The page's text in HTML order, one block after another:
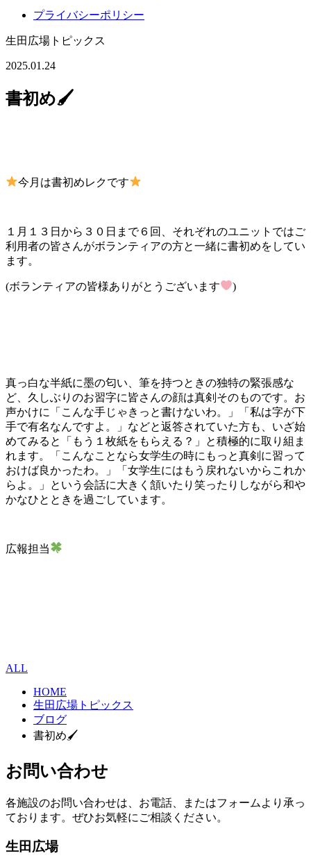
プライバシーポリシー
生田広場トピックス
2025.01.24
書初め🖌
今月は書初めレクです
１月１３日から３０日まで６回、それぞれのユニットではご
利用者の皆さんがボランティアの方と一緒に書初めをしてい
ます。
(ボランティアの皆様ありがとうございます )
真っ白な半紙に墨の匂い、筆を持つときの独特の緊張感な
ど、久しぶりのお習字に皆さんの顔は真剣そのものです。お
声かけに「こんな手じゃきっと書けないわ。」「私は字が下
手で有名なんですよ。」などと返答されていた方も、いざ始
めてみると「もう１枚紙をもらえる？」と積極的に取り組ま
れます。「こんなことなら女学生の時にもっと真剣に習って
おけば良かったわ。」「女学生にはもう戻れないからこれか
らよ。」という会話に大きく頷いたり笑ったりしながら和や
かなひとときを過ごしています。
広報担当
ALL
HOME
生田広場トピックス
ブログ
書初め🖌
お問い合わせ
各施設のお問い合わせは、お電話、またはフォームより承っ
ております。ぜひお気軽にご相談ください。
生田広場